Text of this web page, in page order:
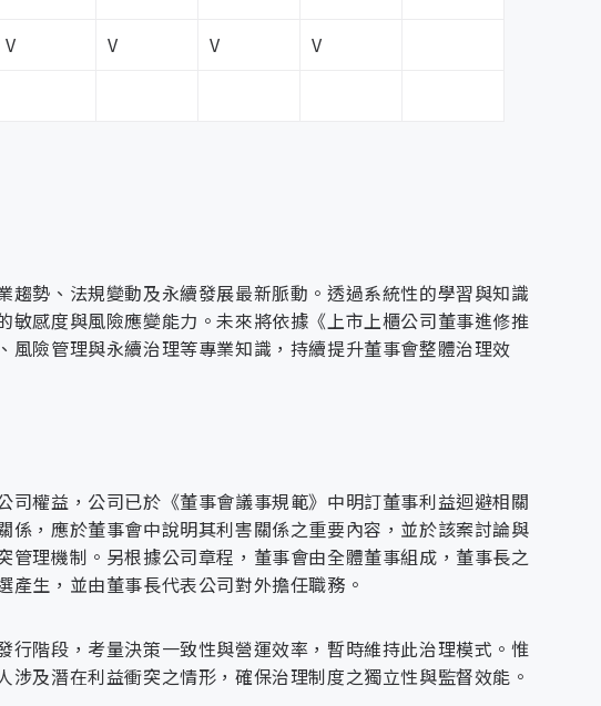
V V V
V
勢、法規變動及永續發展最新脈動。透過系統性的學習與知識
感度與風險應變能力。未來將依據《上市上櫃公司董事進修推
險管理與永續治理等專業知識，持續提升董事會整體治理效
權益，公司已於《董事會議事規範》中明訂董事利益迴避相關
，應於董事會中說明其利害關係之重要內容，並於該案討論與
理機制。另根據公司章程，董事會由全體董事組成，董事長之
生，並由董事長代表公司對外擔任職務。
階段，考量決策一致性與營運效率，暫時維持此治理模式。惟
及潛在利益衝突之情形，確保治理制度之獨立性與監督效能。
計畫與專案、編撰永續報告書，辦理碳盤查與相關國際標準認
部門執行成效，負責營運績效管理與投資人關係維護，確保經營
速創新服務落地
理預算控管與財務報表編製，執行稅務規劃與法令遵循，並辦
財務運作穩健合規。
預防措施、推動教育訓練與應變演練，並協助健康管理，致力
境。
變化：強化產品合規性與市場對接能力，持續進行產品優化與創
深化技術研發與引進國際成熟方案：結合內部研發與外部技術引
案，提升產品可靠性與市場信任度，強化核心技術優勢與創新能
整合：透過與顧問公司、技術服務商、產業協會等間接合作對
合外部專業資源與市場通路，提升整體服務量能與業務推進效
產業鏈韌性與市場應變能力，共同拓展新興應用場域與商機。
域，明訂出入管制與防護規範，並建置監控系統，確保實體空
存紀錄。人員進出控管：落實進出登記及查驗制度，防止未經
善追蹤：針對查核發現之不符合項目，啟動缺失改善機制，由資
準設定、保養及維修流程，並由資訊系統管理人員定期檢視執
管：設備進出或異動皆需辦理申請與核准程序，落實資產流向
級資料強制加密傳輸，嚴禁未經保護之資訊經由公眾網路傳
》進行資訊存取控管，避免資料外洩。網路服務開放與通訊協
火牆政策檢討：網路管理人員依據政策持續調整設備設定，確
。防毒與惡意程式防護措施：全員須使用公司核准防毒軟體，